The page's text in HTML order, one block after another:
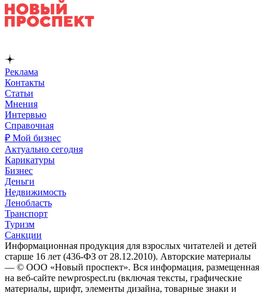
Реклама
Контакты
Статьи
Мнения
Интервью
Справочная
₽ Мой бизнес
Актуально сегодня
Карикатуры
Бизнес
Деньги
Недвижимость
Ленобласть
Транспорт
Туризм
Санкции
Информационная продукция для взрослых читателей и детей
старше 16 лет (436-ФЗ от 28.12.2010). Авторские материалы
— © ООО «Новый проспект». Вся информация, размещенная
на веб-сайте newprospect.ru (включая тексты, графические
материалы, шрифт, элементы дизайна, товарные знаки и